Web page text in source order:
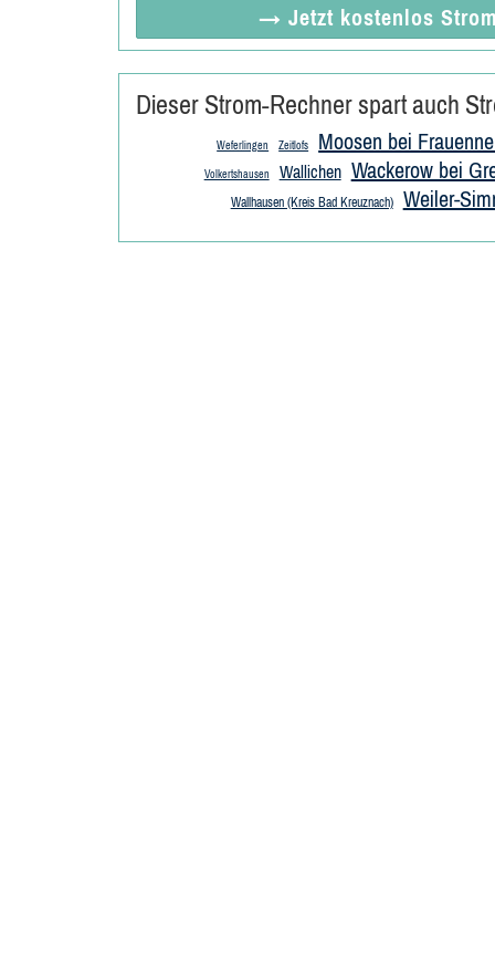
→ Jetzt kostenlos
Dieser Strom-Rechner spart auch
Weferlingen Zeitlofs Moosen bei
Volkertshausen Wallichen Wackerow bei
Wallhausen (Kreis Bad Kreuznach) Weiler-